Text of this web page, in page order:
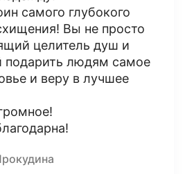
самого глубокого
Вы не просто
целитель душ и
подарить людям самое
и веру в лучшее